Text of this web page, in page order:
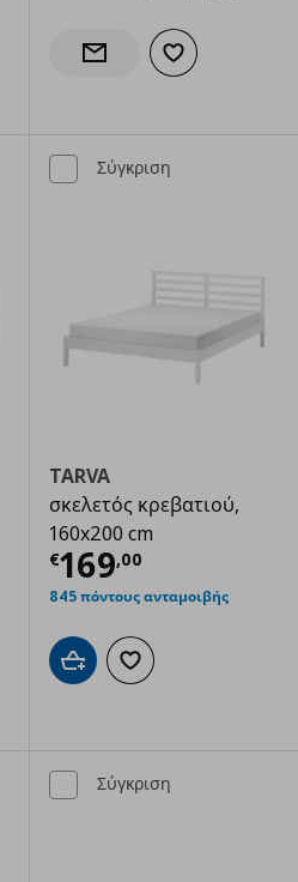
Ενημέρωση διαθεσιμότητας
Προσθήκη στα
€ 149,00
Σύγκριση
TARVA
σκελετός κρεβατιού,
160x200 cm
€169,00
Τρέχουσα
845 πόντους ανταμοιβής
Προσθήκη στο καλάθι
Προσθήκη στα
Σύγκριση